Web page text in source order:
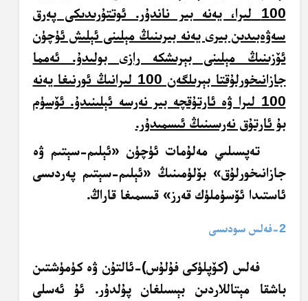
100 لىرا، يەنە بىر ناندۇر. ئوتتۇرىدىكى پەرق
سەۋەبىدىن بىرى يەنە بىرىنىڭ مېلىنى ئېلىش ئۈچۈن
ئۆزىنىڭ مېلىنى بېرىشكە رازى بولىدۇ. ئەمما
جازانىخورلۇقتا بېرىلگەن 100 لىرانىڭ ئورنىغا يەنە
100 لىرا ۋە ئارتۇقچە بىر نەرسە ئېلىنىدۇ. ئۆسۈم
بۇ ئارتۇق نەرسىنىڭ ئىسمىدۇر.
تەپسىلىي مەلۇمات ئۈچۈن «ئېلىم-سېتىم ۋە
جازانىخورلۇق» بۆلۈمىنىڭ «ئېلىم-سېتىم پەردىسى
ئاستىدا ئۆسۈملۈك قەرز» قىسمىغا قاراڭ.
2-فەلس سودىسى
فەلس (كۆپلۈكىفۇلۇس)-ئالتۇن ۋە كۈمۈشتىن
باشقا مېتاللاردىن بېسىلغان پۇلدۇر. ئۇ ئەسلى